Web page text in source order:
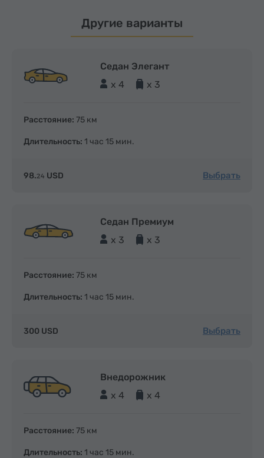
Другие варианты
Седан Элегант
x 4
x 3
Расстояние: 75 км
Длительность: 1 час 15 мин.
98.24 USD Выбрать
Седан Премиум
x 3
x 3
Расстояние: 75 км
Длительность: 1 час 15 мин.
300 USD Выбрать
Внедорожник
x 4
x 4
Расстояние: 75 км
Длительность: 1 час 15 мин.